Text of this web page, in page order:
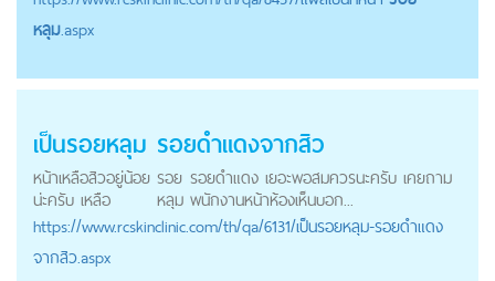
หลุม.aspx
เป็นรอยหลุม รอยดำแดงจากสิว
หน้าเหลือสิวอยู่น้อย
น่ะครับ เหลือ
รอย
หลุม
รอยดำแดง เยอะพอสมควรนะครับ เคยถาม
พนักงานหน้าห้องเห็นบอก...
https://www.rcskinclinic.com/th/qa/6131/เป็นรอยหลุม-รอยดำแดง
จากสิว.aspx